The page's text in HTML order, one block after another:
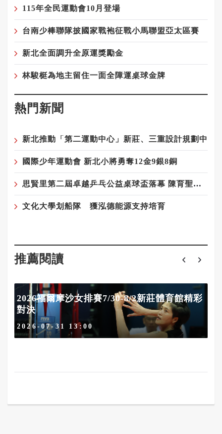
115年全民運動會10月登場
台南少棒聯隊披國家戰袍征戰小馬聯盟亞太區賽
新北全面調升全原運獎勵金
林駿梃為地主留住一面全障運桌球金牌
熱門新聞
新北推動「第二運動中心」新莊、三重設計規劃中
國際少年運動會 新北小將勇奪12金9銀8銅
思賢里第二屆卓越乒乓公益桌球盃落幕 陳育聖、吳柏陞勇奪冠軍
文化大學划船隊 獲泓德能源支持培育
推薦閱讀
2026福爾摩沙女排賽7/30-8/2新莊體育館精彩
對決
2026-07-31 13:00